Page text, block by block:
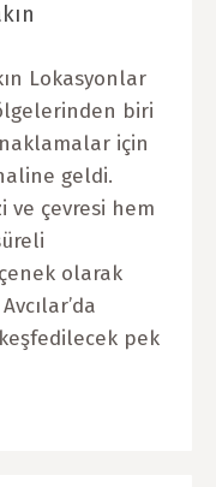
Lokasyonlar
biri
için
geldi.
ve çevresi hem
olarak
pek